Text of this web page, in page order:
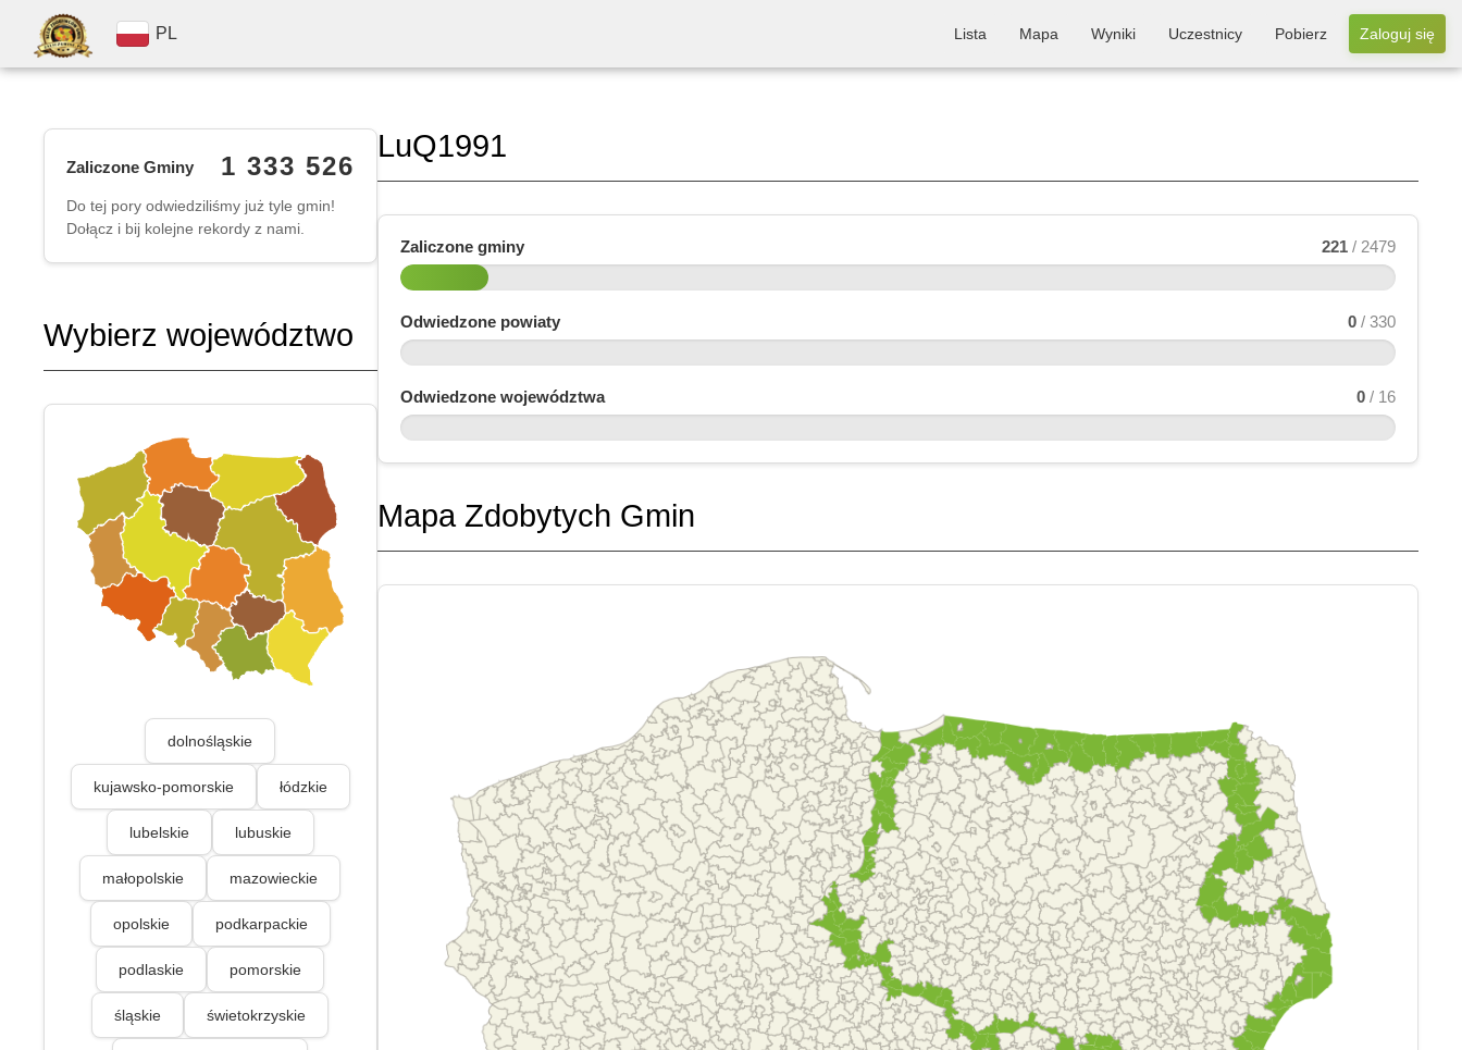
PL Lista Mapa Wyniki Uczestnicy Pobierz Zaloguj się
Zaliczone Gminy 1 333 526
Do tej pory odwiedziliśmy już tyle gmin!
Dołącz i bij kolejne rekordy z nami.
Wybierz województwo
dolnośląskie
kujawsko-pomorskie łódzkie
lubelskie lubuskie
małopolskie mazowieckie
opolskie podkarpackie
podlaskie pomorskie
śląskie świetokrzyskie
LuQ1991
Zaliczone gminy 221 / 2479
Odwiedzone powiaty 0 / 330
Odwiedzone województwa 0 / 16
Mapa Zdobytych Gmin